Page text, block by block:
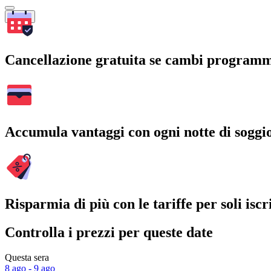
Cerca
Cancellazione gratuita se cambi
Accumula vantaggi con ogni notte di
Risparmia di più con le tariffe per soli
Controlla i prezzi per queste date
Questa sera
8 ago - 9 ago